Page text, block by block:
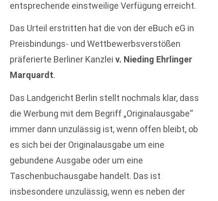
entsprechende einstweilige Verfügung erreicht.
Das Urteil erstritten hat die von der eBuch eG in
Preisbindungs- und Wettbewerbsverstößen
präferierte Berliner Kanzlei v. Nieding Ehrlinger
Marquardt.
Das Landgericht Berlin stellt nochmals klar, dass
die Werbung mit dem Begriff „Originalausgabe“
immer dann unzulässig ist, wenn offen bleibt, ob
es sich bei der Originalausgabe um eine
gebundene Ausgabe oder um eine
Taschenbuchausgabe handelt. Das ist
insbesondere unzulässig, wenn es neben der